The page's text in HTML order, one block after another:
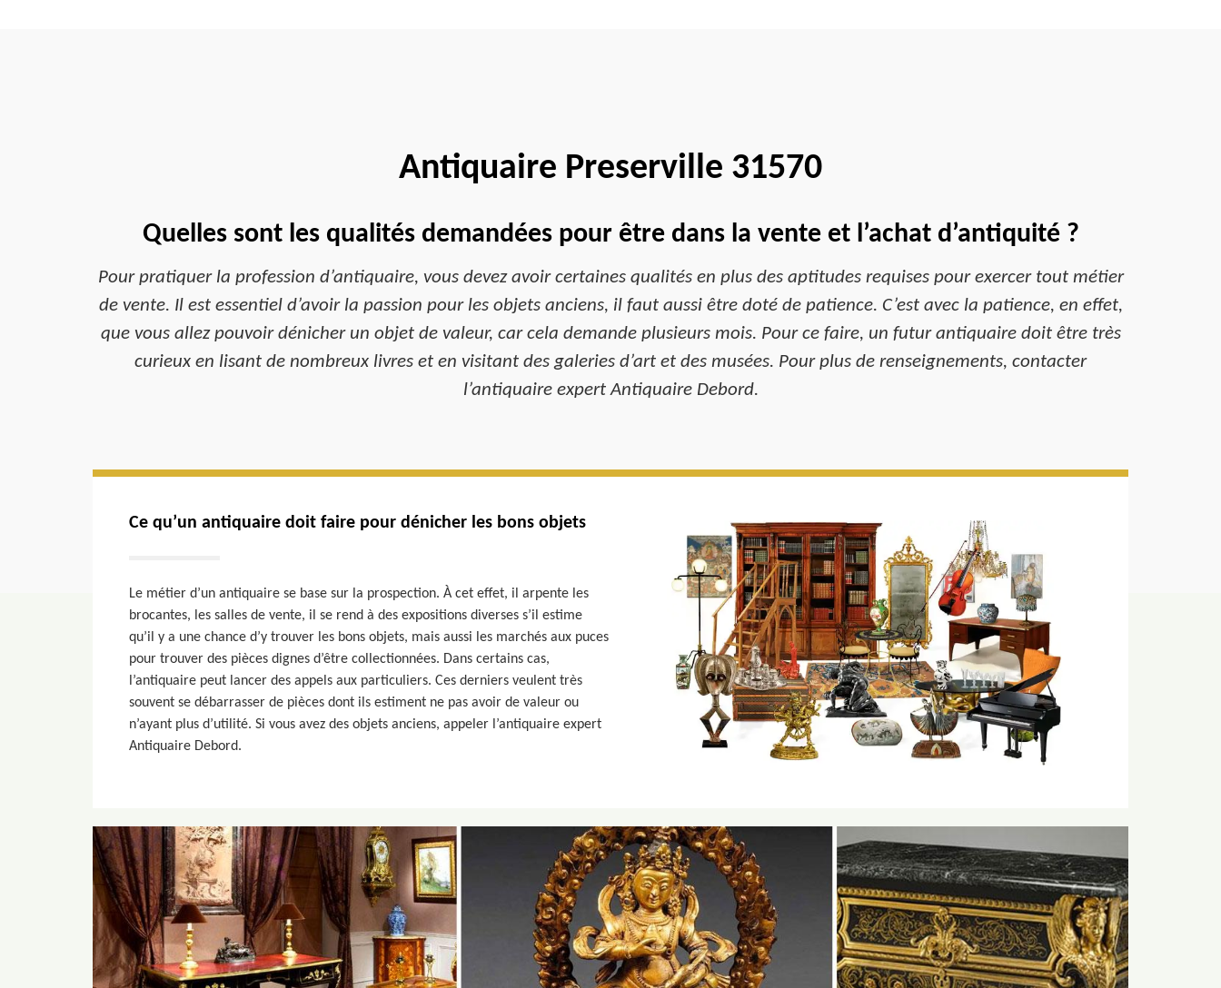
Antiquaire Preserville 31570
Quelles sont les qualités demandées pour être dans la vente et l’achat d’antiquité ?
Pour pratiquer la profession d’antiquaire, vous devez avoir certaines qualités en plus des aptitudes requises pour exercer tout métier
de vente. Il est essentiel d’avoir la passion pour les objets anciens, il faut aussi être doté de patience. C’est avec la patience, en effet,
que vous allez pouvoir dénicher un objet de valeur, car cela demande plusieurs mois. Pour ce faire, un futur antiquaire doit être très
curieux en lisant de nombreux livres et en visitant des galeries d’art et des musées. Pour plus de renseignements, contacter
l’antiquaire expert Antiquaire Debord.
Ce qu’un antiquaire doit faire pour dénicher les bons objets
Le métier d’un antiquaire se base sur la prospection. À cet effet, il arpente les
brocantes, les salles de vente, il se rend à des expositions diverses s’il estime
qu’il y a une chance d’y trouver les bons objets, mais aussi les marchés aux puces
pour trouver des pièces dignes d’être collectionnées. Dans certains cas,
l’antiquaire peut lancer des appels aux particuliers. Ces derniers veulent très
souvent se débarrasser de pièces dont ils estiment ne pas avoir de valeur ou
n’ayant plus d’utilité. Si vous avez des objets anciens, appeler l’antiquaire expert
Antiquaire Debord.